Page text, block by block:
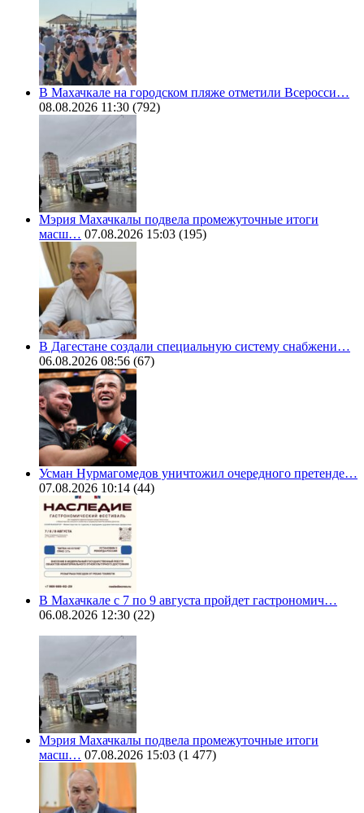
В Махачкале на городском пляже отметили Всеросси…
08.08.2026 11:30 (792)
Мэрия Махачкалы подвела промежуточные итоги
масш… 07.08.2026 15:03 (195)
В Дагестане создали специальную систему снабжени…
06.08.2026 08:56 (67)
Усман Нурмагомедов уничтожил очередного претенде…
07.08.2026 10:14 (44)
В Махачкале с 7 по 9 августа пройдет гастрономич…
06.08.2026 12:30 (22)
Мэрия Махачкалы подвела промежуточные итоги
масш… 07.08.2026 15:03 (1 477)